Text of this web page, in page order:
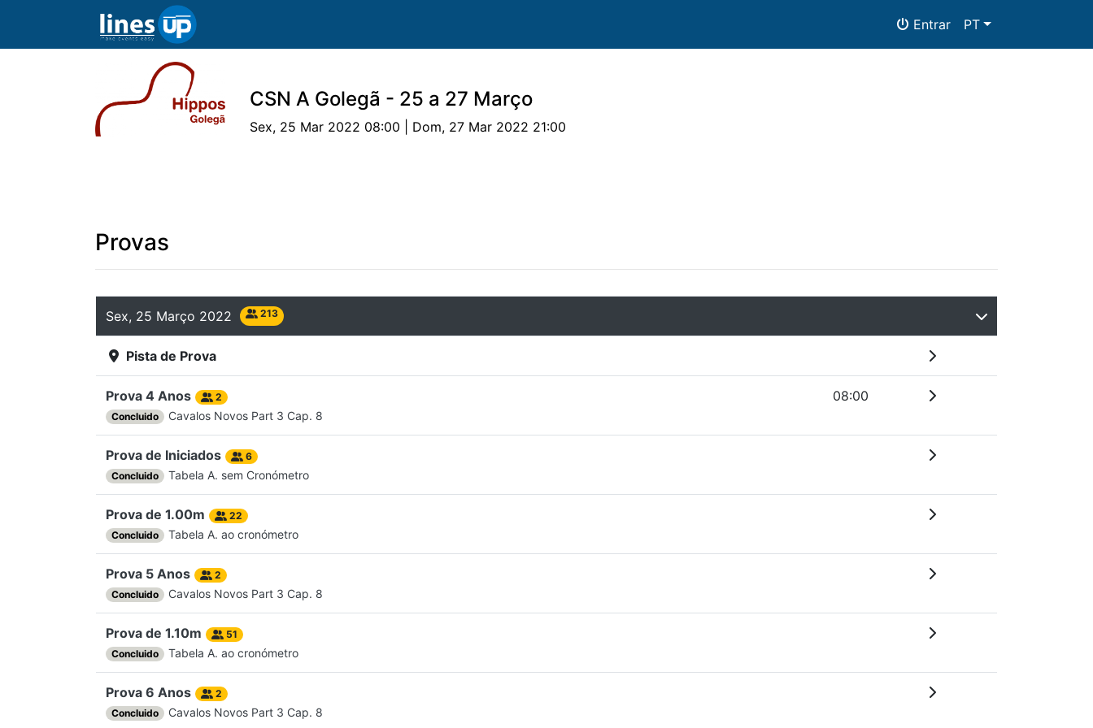
Entrar PT
CSN A Golegã - 25 a 27 Março
Sex, 25 Mar 2022 08:00 | Dom, 27 Mar 2022 21:00
Provas
Sex, 25 Março 2022 213
Pista de Prova
Prova 4 Anos
2
Concluido
Cavalos Novos Part 3 Cap. 8
08:00
Prova de Iniciados
6
Concluido
Tabela A. sem Cronómetro
Prova de 1.00m
22
Concluido
Tabela A. ao cronómetro
Prova 5 Anos
2
Concluido
Cavalos Novos Part 3 Cap. 8
Prova de 1.10m
51
Concluido
Tabela A. ao cronómetro
Prova 6 Anos
2
Concluido
Cavalos Novos Part 3 Cap. 8